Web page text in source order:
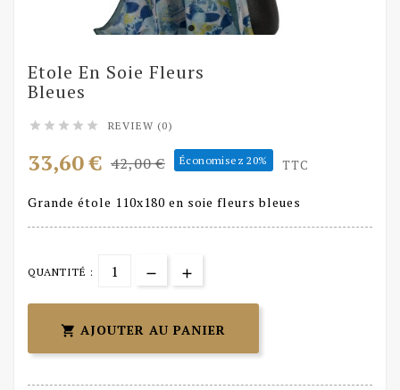
Etole En Soie Fleurs
Bleues
     REVIEW (0)
33,60 € 42,00 € Économisez 20% TTC
Grande étole 110x180 en soie fleurs bleues
QUANTITÉ :
 AJOUTER AU PANIER